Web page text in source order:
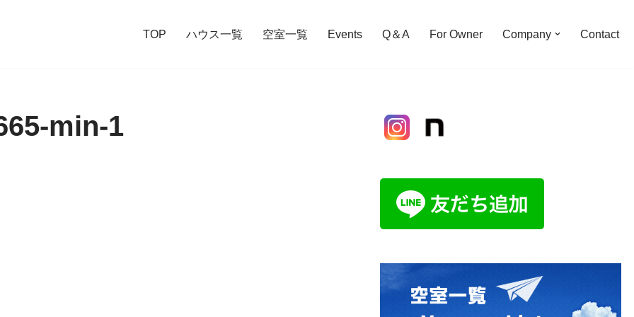
TOP ハウス一覧 空室一覧 Events Q＆A For Owner Company Contact
min-1